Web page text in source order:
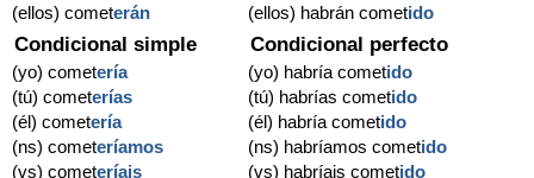
(ellos) cometerán
(ellos) habrán cometido
Condicional simple
(yo) cometería
(tú) cometerías
(él) cometería
(ns) cometeríamos
(vs) cometeríais
Condicional perfecto
(yo) habría cometido
(tú) habrías cometido
(él) habría cometido
(ns) habríamos cometido
(vs) habríais cometido